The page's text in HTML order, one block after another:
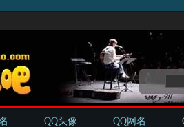
QQ头像 QQ网名